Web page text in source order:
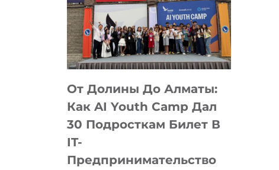
От Долины До Алматы:
Как AI Youth Camp Дал
30 Подросткам Билет В
IT-
Предпринимательство